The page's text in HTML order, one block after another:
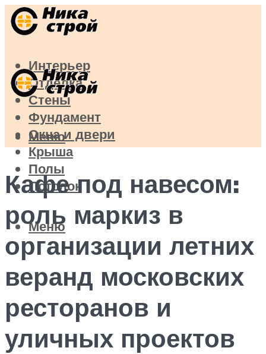
Интерьер
Отделка
Стены
Фундамент
Окна и двери
Крыша
Полы
Потолок
Меню
Меню
Кафе под навесом:
роль маркиз в
организации летних
веранд московских
ресторанов и
уличных проектов